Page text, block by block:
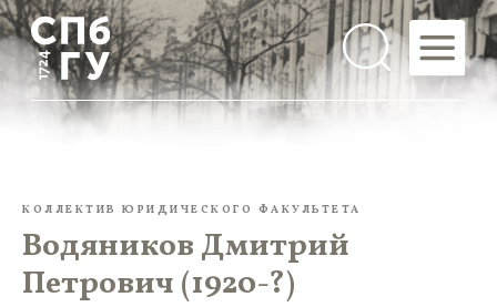
КОЛЛЕКТИВ ЮРИДИЧЕСКОГО ФАКУЛЬТЕТА
Водяников Дмитрий
Петрович (1920-?)